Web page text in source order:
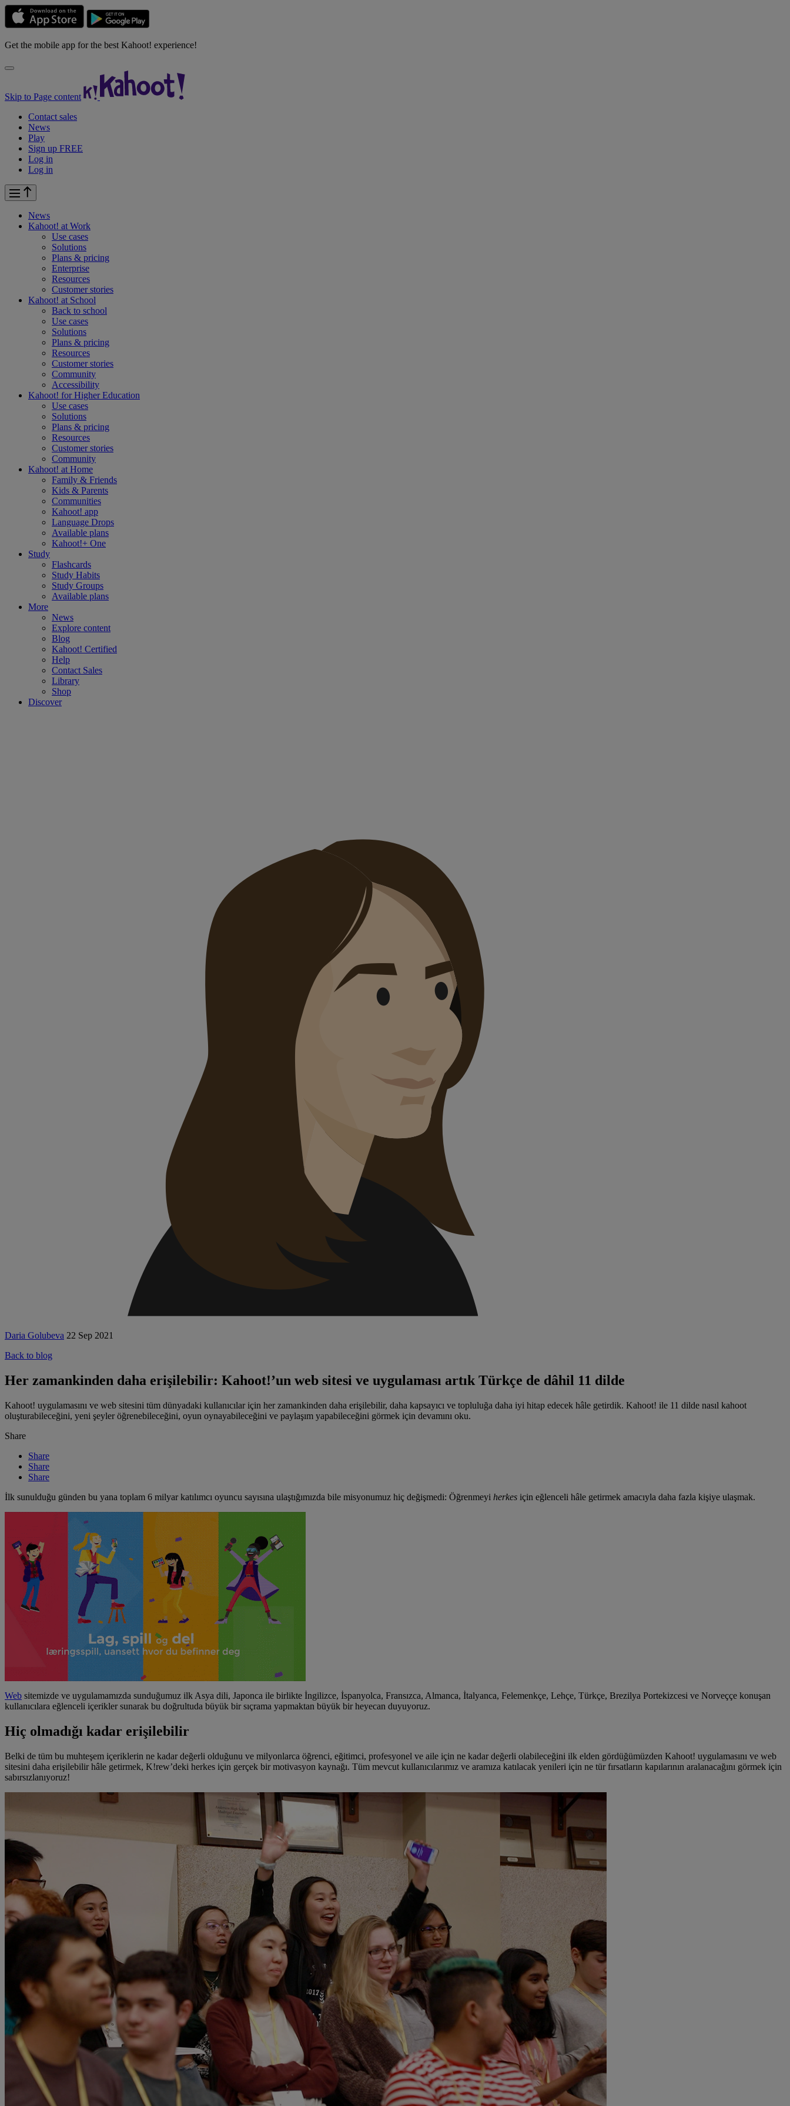
Get the mobile app for the best Kahoot! experience!
Skip to Page content
Contact sales
News
Play
Sign up FREE
Log in
Log in
News
Kahoot! at Work
Use cases
Solutions
Plans & pricing
Enterprise
Resources
Customer stories
Kahoot! at School
Back to school
Use cases
Solutions
Plans & pricing
Resources
Customer stories
Community
Accessibility
Kahoot! forHigher Education
Use cases
Solutions
Plans & pricing
Resources
Customer stories
Community
Kahoot! at Home
Family & Friends
Kids & Parents
Communities
Kahoot! app
Language Drops
Available plans
Kahoot!+ One
Study
Flashcards
Study Habits
Study Groups
Available plans
More
News
Explore content
Blog
Kahoot! Certified
Help
Contact Sales
Library
Shop
Discover
Daria Golubeva 22 Sep 2021
Back to blog
Her zamankinden daha erişilebilir: Kahoot!’un web sitesi ve uygulaması artık Türkçe de dâhil 11 dilde
Kahoot! uygulamasını ve web sitesini tüm dünyadaki kullanıcılar için her zamankinden daha erişilebilir, daha kapsayıcı ve topluluğa daha iyi hitap edecek hâle getirdik. Kahoot! ile 11 dilde nasıl kahoot
oluşturabileceğini, yeni şeyler öğrenebileceğini, oyun oynayabileceğini ve paylaşım yapabileceğini görmek için devamını oku.
Share
Share
Share
Share
İlk sunulduğu günden bu yana toplam 6 milyar katılımcı oyuncu sayısına ulaştığımızda bile misyonumuz hiç değişmedi: Öğrenmeyi herkes için eğlenceli hâle getirmek amacıyla daha fazla kişiye ulaşmak.
Web sitemizde ve uygulamamızda sunduğumuz ilk Asya dili, Japonca ile birlikte İngilizce, İspanyolca, Fransızca, Almanca, İtalyanca, Felemenkçe, Lehçe, Türkçe, Brezilya Portekizcesi ve Norveççe konuşan
kullanıcılara eğlenceli içerikler sunarak bu doğrultuda büyük bir sıçrama yapmaktan büyük bir heyecan duyuyoruz.
Hiç olmadığı kadar erişilebilir
Belki de tüm bu muhteşem içeriklerin ne kadar değerli olduğunu ve milyonlarca öğrenci, eğitimci, profesyonel ve aile için ne kadar değerli olabileceğini ilk elden gördüğümüzden Kahoot! uygulamasını ve web
sitesini daha erişilebilir hâle getirmek, K!rew’deki herkes için gerçek bir motivasyon kaynağı. Tüm mevcut kullanıcılarımız ve aramıza katılacak yenileri için ne tür fırsatların kapılarının aralanacağını görmek için
sabırsızlanıyoruz!